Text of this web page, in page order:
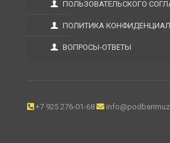
ПОЛЬЗОВАТЕЛЬСКОГО
ПОЛИТИКА
ВОПРОСЫ-ОТВЕТЫ
+7 925 276-01-68